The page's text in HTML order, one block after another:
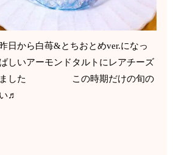
日から白苺&とちおとめver.になっ
アーモンドタルトにレアチーズ
りました この時期だけの旬の
ださい♬